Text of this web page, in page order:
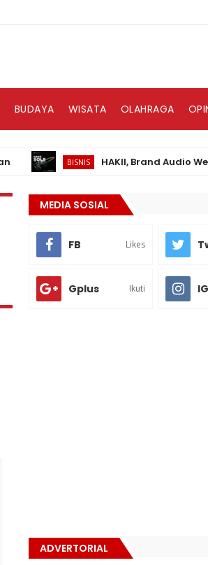
BUDAYA WISATA OLAHRAGA
BISNIS HAKII, Brand Audio
MEDIA SOSIAL
FB Likes
Gplus Ikuti IG
ADVERTORIAL